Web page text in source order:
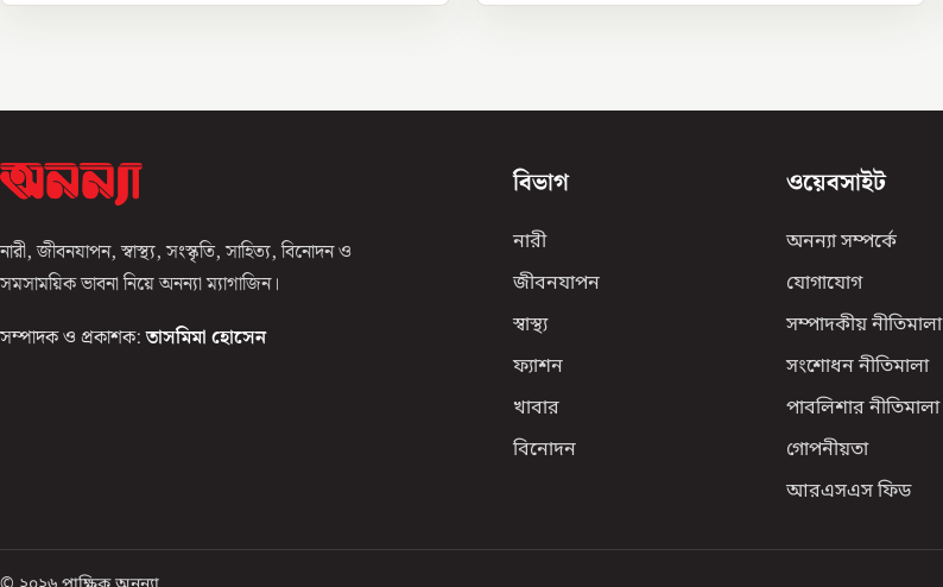
নারী, জীবনযাপন, স্বাস্থ্য, সংস্কৃতি, সাহিত্য, বিনোদন ও
সমসাময়িক ভাবনা নিয়ে অনন্যা ম্যাগাজিন।
সম্পাদক ও প্রকাশক: তাসমিমা হোসেন
বিভাগ
নারী
জীবনযাপন
স্বাস্থ্য
ফ্যাশন
খাবার
বিনোদন
ওয়েবসাইট
অনন্যা সম্পর্কে
যোগাযোগ
সম্পাদকীয় নীতিমালা
সংশোধন নীতিমালা
পাবলিশার নীতিমালা
গোপনীয়তা
আরএসএস ফিড